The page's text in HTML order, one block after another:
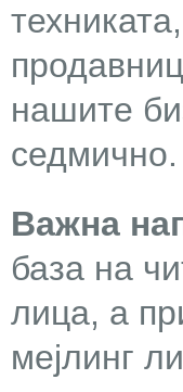
нашите
седмично.
Важна
база на
лица, а
мејлинг